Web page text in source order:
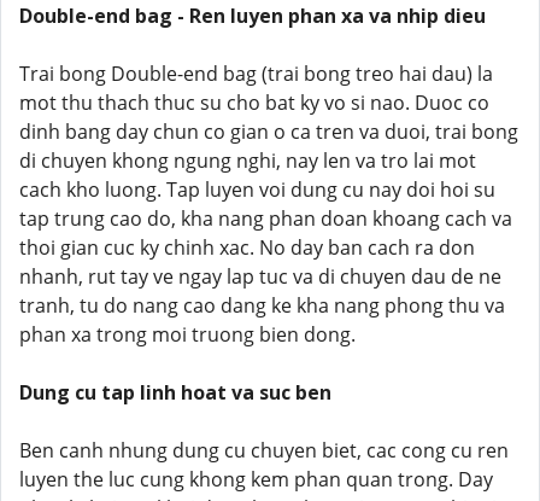
Double-end bag - Ren luyen phan xa va nhip dieu
Trai bong Double-end bag (trai bong treo hai dau) la
mot thu thach thuc su cho bat ky vo si nao. Duoc co
dinh bang day chun co gian o ca tren va duoi, trai bong
di chuyen khong ngung nghi, nay len va tro lai mot
cach kho luong. Tap luyen voi dung cu nay doi hoi su
tap trung cao do, kha nang phan doan khoang cach va
thoi gian cuc ky chinh xac. No day ban cach ra don
nhanh, rut tay ve ngay lap tuc va di chuyen dau de ne
tranh, tu do nang cao dang ke kha nang phong thu va
phan xa trong moi truong bien dong.
Dung cu tap linh hoat va suc ben
Ben canh nhung dung cu chuyen biet, cac cong cu ren
luyen the luc cung khong kem phan quan trong. Day